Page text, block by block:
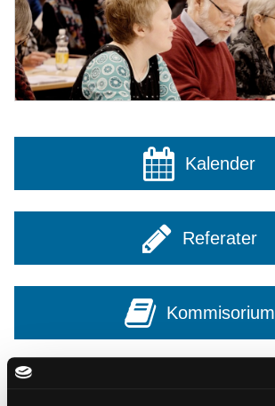
Kalender
Referater
Kommisorium